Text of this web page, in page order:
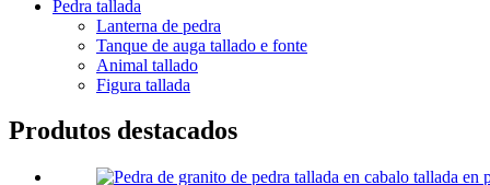
Pedra tallada
Lanterna de pedra
Tanque de auga tallado e fonte
Animal tallado
Figura tallada
Produtos destacados